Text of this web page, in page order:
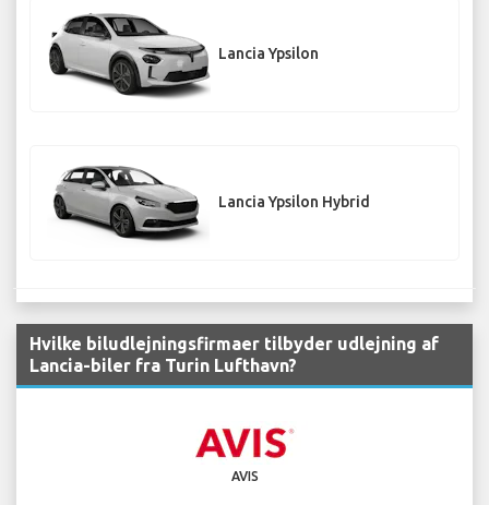
Lancia Ypsilon
Lancia Ypsilon Hybrid
Hvilke biludlejningsfirmaer tilbyder udlejning af
Lancia-biler fra Turin Lufthavn?
AVIS